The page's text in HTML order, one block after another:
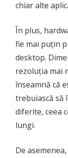
chiar alte
În plus,
fie mai puțin
desktop.
rezoluția mai
înseamnă că
trebuiască să
diferite, ceea
lungi.
De